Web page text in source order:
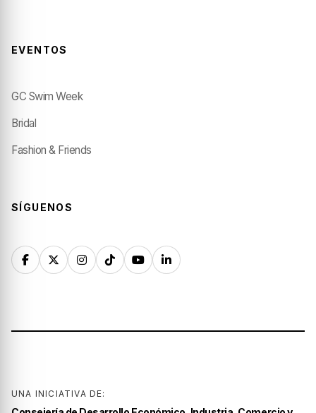
EVENTOS
GC Swim Week
Bridal
Fashion & Friends
SÍGUENOS
UNA INICIATIVA DE: